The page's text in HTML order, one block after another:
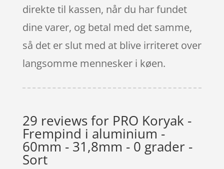
direkte til kassen, når du har fundet
dine varer, og betal med det samme,
så det er slut med at blive irriteret over
langsomme mennesker i køen.
29 reviews for PRO Koryak -
Frempind i aluminium -
60mm - 31,8mm - 0 grader -
Sort